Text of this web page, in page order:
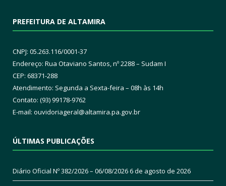
PREFEITURA DE ALTAMIRA
CNPJ: 05.263.116/0001-37
Endereço: Rua Otaviano Santos, nº 2288 – Sudam I
CEP: 68371-288
Atendimento: Segunda a Sexta-feira – 08h às 14h
Contato: (93) 99178-9762
E-mail: ouvidoriageral@altamira.pa.gov.br
ÚLTIMAS PUBLICAÇÕES
Diário Oficial Nº 382/2026 – 06/08/20266 de agosto de 2026